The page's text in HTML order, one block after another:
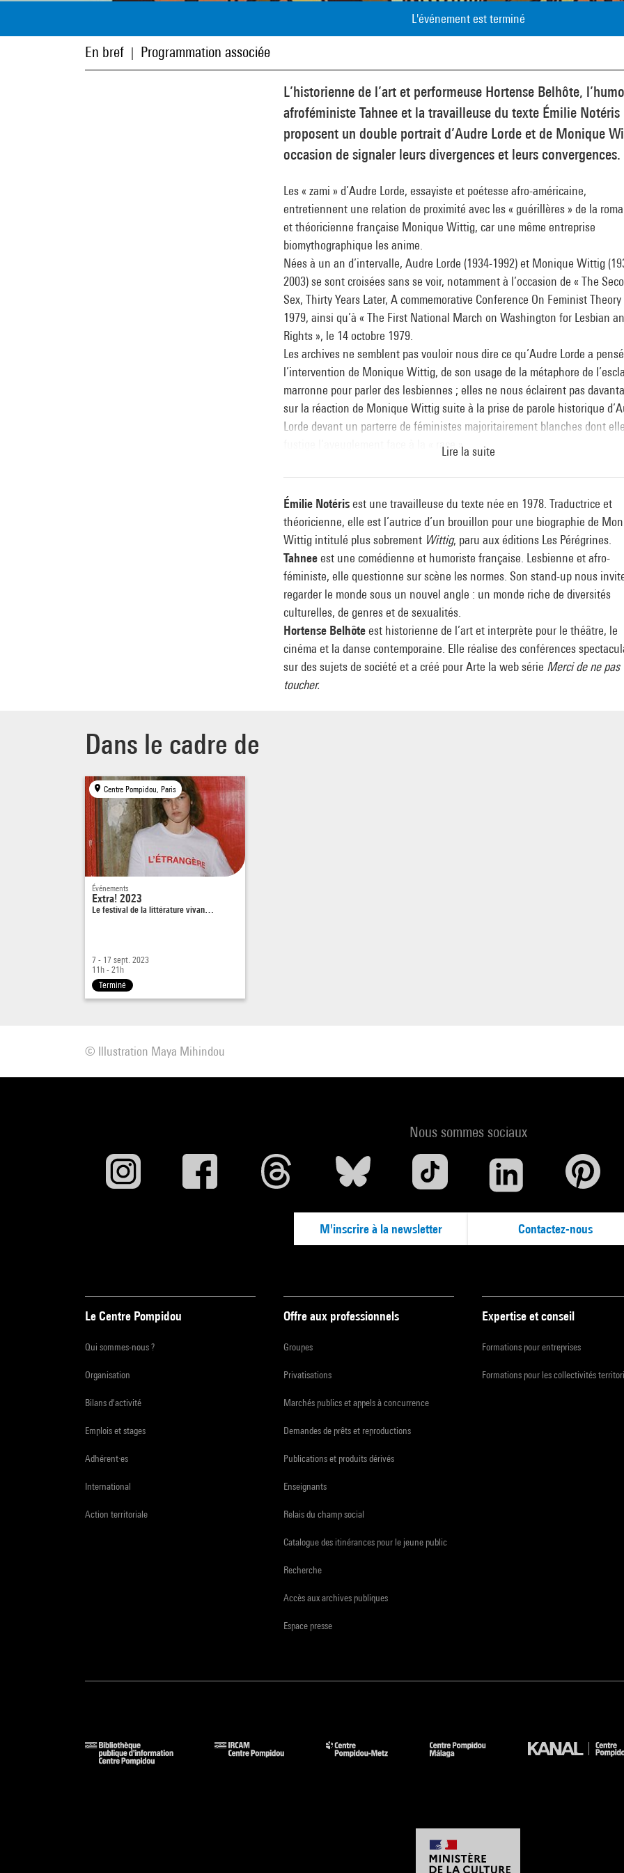
L'événement est terminé
En bref Programmation associée
L’historienne de l’art et performeuse Hortense Belhôte,
afroféministe Tahnee et la travailleuse du texte Émilie Notéris
proposent un double portrait d’Audre Lorde et de Monique
occasion de signaler leurs divergences et leurs convergences.
Les « zami » d’Audre Lorde, essayiste et poétesse afro-américaine,
entretiennent une relation de proximité avec les « guérillères » de la
et théoricienne française Monique Wittig, car une même entreprise
biomythographique les anime.
Nées à un an d’intervalle, Audre Lorde (1934-1992) et Monique Wittig
2003) se sont croisées sans se voir, notamment à l’occasion de « The
Sex, Thirty Years Later, A commemorative Conference On Feminist Theory
1979, ainsi qu’à « The First National March on Washington for Lesbian
Rights », le 14 octobre 1979.
Les archives ne semblent pas vouloir nous dire ce qu’Audre Lorde a
l’intervention de Monique Wittig, de son usage de la métaphore de
marronne pour parler des lesbiennes ; elles ne nous éclairent pas
sur la réaction de Monique Wittig suite à la prise de parole historique
Lorde devant un parterre de féministes majoritairement blanches dont elle
fustige l’aveuglement face à la « race ».Lire la suite
Émilie Notérisest une travailleuse du texte née en 1978. Traductrice et
théoricienne, elle est l’autrice d’un brouillon pour une biographie de
Wittig intitulé plus sobrement Wittig, paru aux éditions Les Pérégrines.
Tahneeest une comédienne et humoriste française. Lesbienne et afro-
féministe, elle questionne sur scène les normes. Son stand-up nous
regarder le monde sous un nouvel angle : un monde riche de diversités
culturelles, de genres et de sexualités.
Hortense Belhôteest historienne de l’art et interprète pour le théâtre, le
cinéma et la danse contemporaine. Elle réalise des conférences
sur des sujets de société et a créé pour Arte la web série Merci de ne pas
toucher.
Dans le cadre de
Centre Pompidou, Paris
Événements
Extra! 2023
Le festival de la littérature vivan…
7 - 17 sept. 2023
11h - 21h
Terminé
© Illustration Maya Mihindou
Nous sommes sociaux
M'inscrire à la newsletter Contactez-nous
Le Centre Pompidou
Qui sommes-nous ?
Organisation
Bilans d'activité
Emplois et stages
Adhérent·es
International
Action territoriale
Offre aux professionnels
Groupes
Privatisations
Marchés publics et appels à concurrence
Demandes de prêts et reproductions
Publications et produits dérivés
Enseignants
Relais du champ social
Catalogue des itinérances pour le jeune public
Recherche
Accès aux archives publiques
Espace presse
Expertise et conseil
Formations pour entreprises
Formations pour les collectivités